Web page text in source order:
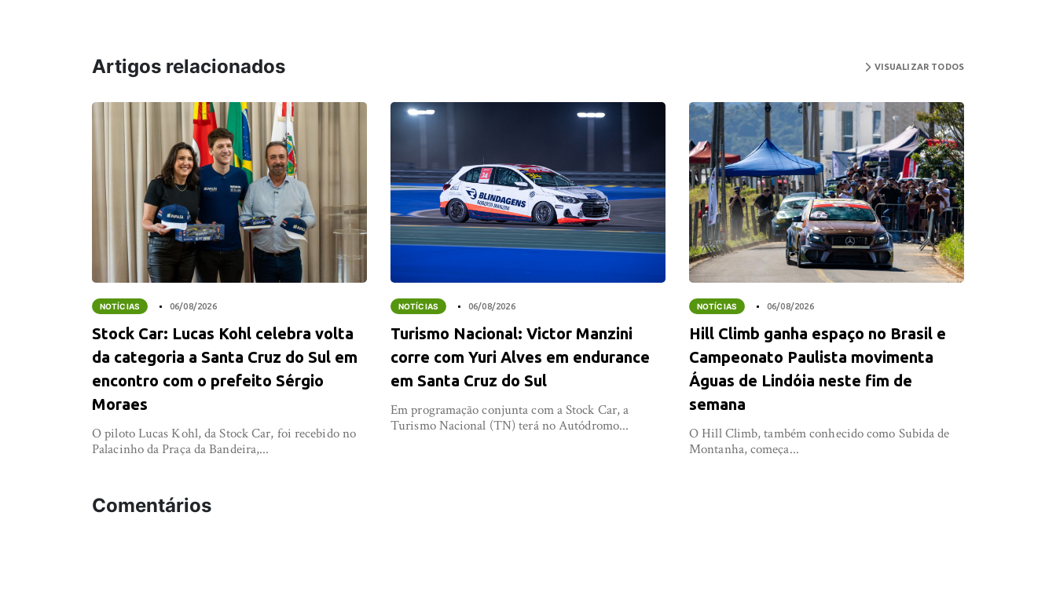
Artigos relacionados VISUALIZAR TODOS
NOTÍCIAS 06/08/2026
Stock Car: Lucas Kohl celebra volta
da categoria a Santa Cruz do Sul em
encontro com o prefeito Sérgio
Moraes
O piloto Lucas Kohl, da Stock Car, foi recebido no
Palacinho da Praça da Bandeira,...
NOTÍCIAS 06/08/2026
Turismo Nacional: Victor Manzini
corre com Yuri Alves em endurance
em Santa Cruz do Sul
Em programação conjunta com a Stock Car, a
Turismo Nacional (TN) terá no Autódromo...
NOTÍCIAS 06/08/2026
Hill Climb ganha espaço no Brasil e
Campeonato Paulista movimenta
Águas de Lindóia neste fim de
semana
O Hill Climb, também conhecido como Subida de
Montanha, começa...
Comentários